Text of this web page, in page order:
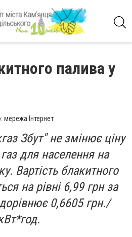
палива у
мережа Інтернет
Збут" не змінює ціну
для населення на
Вартість блакитного
на рівні 6,99 грн за
0,6605 грн./